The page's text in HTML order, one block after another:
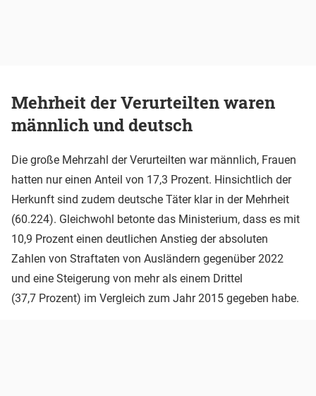
Mehrheit der Verurteilten waren
männlich und deutsch
Die große Mehrzahl der Verurteilten war männlich, Frauen
hatten nur einen Anteil von 17,3 Prozent. Hinsichtlich der
Herkunft sind zudem deutsche Täter klar in der Mehrheit
(60.224). Gleichwohl betonte das Ministerium, dass es mit
10,9 Prozent einen deutlichen Anstieg der absoluten
Zahlen von Straftaten von Ausländern gegenüber 2022
und eine Steigerung von mehr als einem Drittel
(37,7 Prozent) im Vergleich zum Jahr 2015 gegeben habe.